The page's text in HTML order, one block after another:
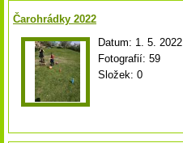
Čarohrádky 2022
Datum: 1. 5. 2022
Fotografií: 59
Složek: 0